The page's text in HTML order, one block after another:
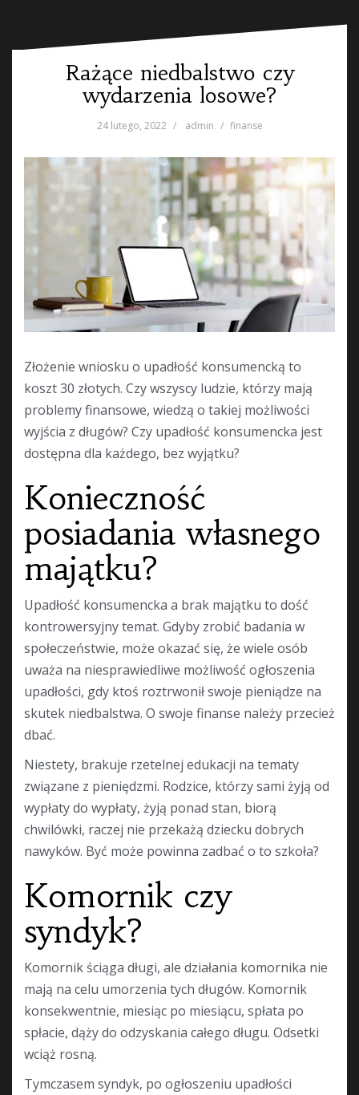
Rażące niedbalstwo czy
wydarzenia losowe?
24 lutego, 2022 admin finanse
Złożenie wniosku o upadłość konsumencką to
koszt 30 złotych. Czy wszyscy ludzie, którzy mają
problemy finansowe, wiedzą o takiej możliwości
wyjścia z długów? Czy upadłość konsumencka jest
dostępna dla każdego, bez wyjątku?
Konieczność
posiadania własnego
majątku?
Upadłość konsumencka a brak majątku to dość
kontrowersyjny temat. Gdyby zrobić badania w
społeczeństwie, może okazać się, że wiele osób
uważa na niesprawiedliwe możliwość ogłoszenia
upadłości, gdy ktoś roztrwonił swoje pieniądze na
skutek niedbalstwa. O swoje finanse należy przecież
dbać.
Niestety, brakuje rzetelnej edukacji na tematy
związane z pieniędzmi. Rodzice, którzy sami żyją od
wypłaty do wypłaty, żyją ponad stan, biorą
chwilówki, raczej nie przekażą dziecku dobrych
nawyków. Być może powinna zadbać o to szkoła?
Komornik czy
syndyk?
Komornik ściąga długi, ale działania komornika nie
mają na celu umorzenia tych długów. Komornik
konsekwentnie, miesiąc po miesiącu, spłata po
spłacie, dąży do odzyskania całego długu. Odsetki
wciąż rosną.
Tymczasem syndyk, po ogłoszeniu upadłości